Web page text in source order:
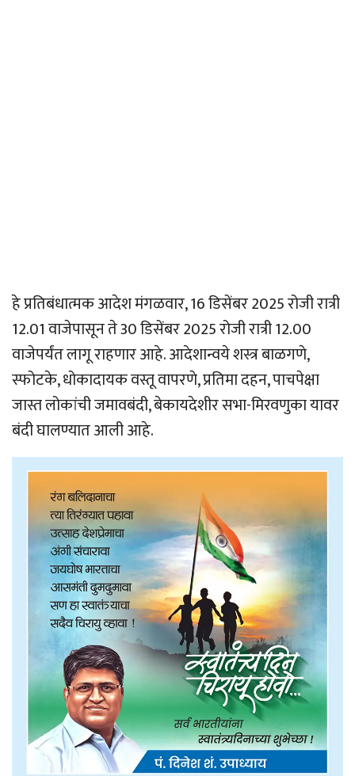
हे प्रतिबंधात्मक आदेश मंगळवार, 16 डिसेंबर 2025 रोजी रात्री
12.01 वाजेपासून ते 30 डिसेंबर 2025 रोजी रात्री 12.00
वाजेपर्यंत लागू राहणार आहे. आदेशान्वये शस्त्र बाळगणे,
स्फोटके, धोकादायक वस्तू वापरणे, प्रतिमा दहन, पाचपेक्षा
जास्त लोकांची जमावबंदी, बेकायदेशीर सभा-मिरवणुका यावर
बंदी घालण्यात आली आहे.